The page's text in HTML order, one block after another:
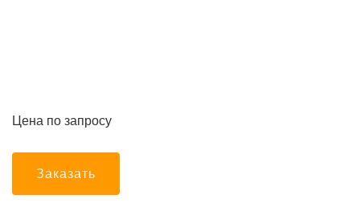
Цена по запросу
Заказать